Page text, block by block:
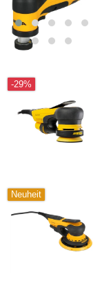
-29%
Neuheit